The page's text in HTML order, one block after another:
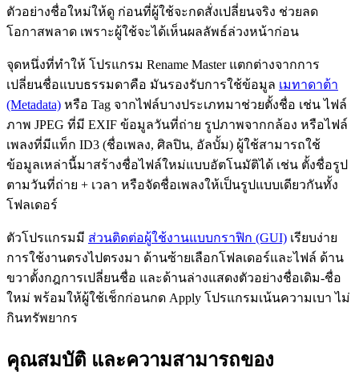
ตัวอย่างชื่อใหม่ให้ดู ก่อนที่ผู้ใช้จะกดสั่งเปลี่ยนจริง ช่วยลด
โอกาสพลาด เพราะผู้ใช้จะได้เห็นผลลัพธ์ล่วงหน้าก่อน
จุดหนึ่งที่ทำให้ โปรแกรม Rename Master แตกต่างจากการ
เปลี่ยนชื่อแบบธรรมดาคือ มันรองรับการใช้ข้อมูล เมทาดาต้า
(Metadata) หรือ Tag จากไฟล์บางประเภทมาช่วยตั้งชื่อ เช่น ไฟล์
ภาพ JPEG ที่มี EXIF ข้อมูลวันที่ถ่าย รูปภาพจากกล้อง หรือไฟล์
เพลงที่มีแท็ก ID3 (ชื่อเพลง, ศิลปิน, อัลบั้ม) ผู้ใช้สามารถใช้
ข้อมูลเหล่านี้มาสร้างชื่อไฟล์ใหม่แบบอัตโนมัติได้ เช่น ตั้งชื่อรูป
ตามวันที่ถ่าย + เวลา หรือจัดชื่อเพลงให้เป็นรูปแบบเดียวกันทั้ง
โฟลเดอร์
ตัวโปรแกรมมี ส่วนติดต่อผู้ใช้งานแบบกราฟิก (GUI) เรียบง่าย
การใช้งานตรงไปตรงมา ด้านซ้ายเลือกโฟลเดอร์และไฟล์ ด้าน
ขวาตั้งกฎการเปลี่ยนชื่อ และด้านล่างแสดงตัวอย่างชื่อเดิม-ชื่อ
ใหม่ พร้อมให้ผู้ใช้เช็กก่อนกด Apply โปรแกรมเน้นความเบา ไม่
กินทรัพยากร
คุณสมบัติ และความสามารถของ